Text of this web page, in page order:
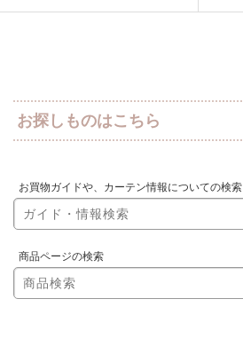
お探しものはこちら
お買物ガイドや、カーテン情報についての検索
商品ページの検索